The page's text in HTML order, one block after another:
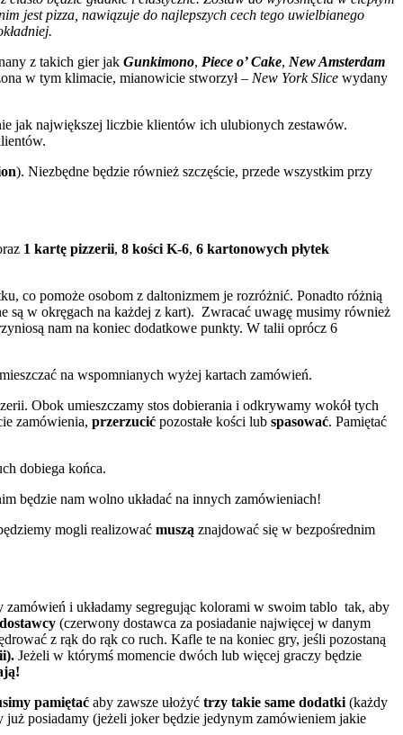
jest pizza, nawiązuje do najlepszych cech tego uwielbianego
z takich gier jak Gunkimono, Piece o’ Cake, New Amsterdam
w tym klimacie, mianowicie stworzył – New York Slice wydany
jak największej liczbie klientów ich ulubionych zestawów.
). Niezbędne będzie również szczęście, przede wszystkim przy
1 kartę pizzerii, 8 kości K-6, 6 kartonowych płytek
co pomoże osobom z daltonizmem je rozróżnić. Ponadto różnią
są w okręgach na każdej z kart). Zwracać uwagę musimy również
nam na koniec dodatkowe punkty. W talii oprócz 6
na wspomnianych wyżej kartach zamówień.
Obok umieszczamy stos dobierania i odkrywamy wokół tych
zamówienia, przerzucić pozostałe kości lub spasować. Pamiętać
dobiega końca.
będzie nam wolno układać na innych zamówieniach!
mogli realizować muszą znajdować się w bezpośrednim
zamówień i układamy segregując kolorami w swoim tablo tak, aby
(czerwony dostawca za posiadanie najwięcej w danym
z rąk do rąk co ruch. Kafle te na koniec gry, jeśli pozostaną
Jeżeli w którymś momencie dwóch lub więcej graczy będzie
pamiętać aby zawsze ułożyć trzy takie same dodatki (każdy
posiadamy (jeżeli joker będzie jedynym zamówieniem jakie